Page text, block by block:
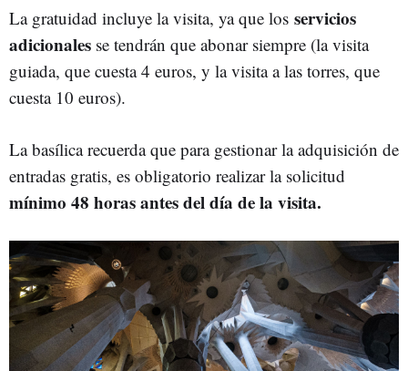
La gratuidad incluye la visita, ya que los servicios
adicionales se tendrán que abonar siempre (la visita
guiada, que cuesta 4 euros, y la visita a las torres, que
cuesta 10 euros).
La basílica recuerda que para gestionar la adquisición de
entradas gratis, es obligatorio realizar la solicitud
mínimo 48 horas antes del día de la visita.